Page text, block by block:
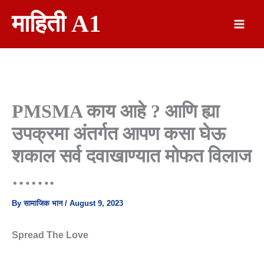
माहिती A1
PMSMA काय आहे ? आणि ह्या
उपक्रमा अंतर्गत आपण कसा घेऊ
शकाल सर्व दवाखाण्यात मोफत विलाज
…….
Byसामाजिक भान / August 9, 2023
Spread The Love